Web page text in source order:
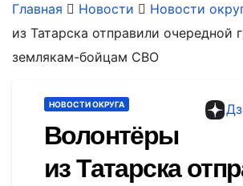
Главная Новости Новости
из Татарска отправили очередной
землякам-бойцам СВО
НОВОСТИ ОКРУГА
Волонтёры
из Татарска